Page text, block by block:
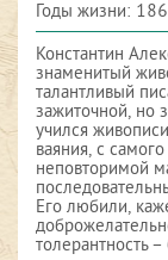
Годы жизни:
Константин
знаменитый
талантливый
зажиточной, но
учился
ваяния, с
неповторимой
Его любили,
толерантность